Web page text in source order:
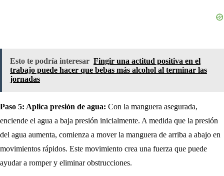
Esto te podría interesar Fingir una actitud positiva en el
trabajo puede hacer que bebas más alcohol al terminar las
jornadas
Paso 5: Aplica presión de agua: Con la manguera asegurada,
enciende el agua a baja presión inicialmente. A medida que la presión
del agua aumenta, comienza a mover la manguera de arriba a abajo en
movimientos rápidos. Este movimiento crea una fuerza que puede
ayudar a romper y eliminar obstrucciones.